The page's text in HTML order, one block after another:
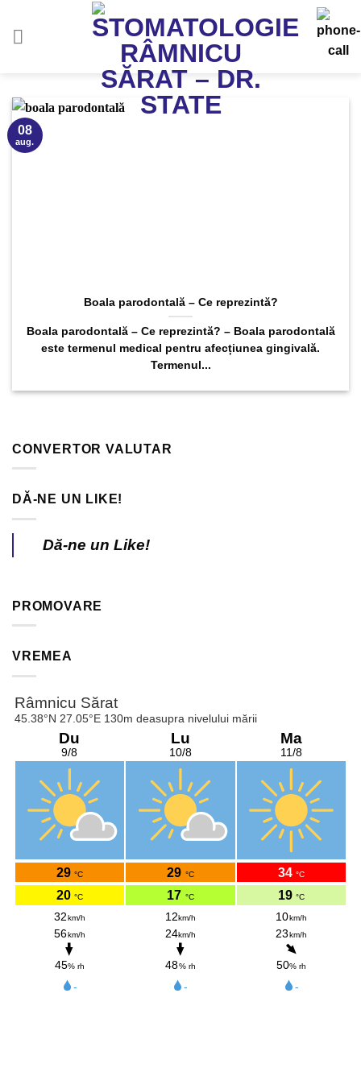
Boala parodontală – Ce reprezintă?
Boala parodontală – Ce reprezintă? – Boala parodontală
este termenul medical pentru afecțiunea gingivală.
Termenul...
08
aug.
CONVERTOR VALUTAR
DĂ-NE UN LIKE!
Dă-ne un Like!
PROMOVARE
VREMEA